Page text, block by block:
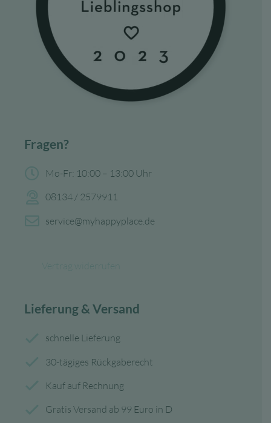
Fragen?
Mo-Fr: 10:00 – 13:00 Uhr
08134 / 2579911
service@myhappyplace.de
Lieferung & Versand
schnelle Lieferung
30-tägiges Rückgaberecht
Kauf auf Rechnung
Gratis Versand ab 99 Euro in D